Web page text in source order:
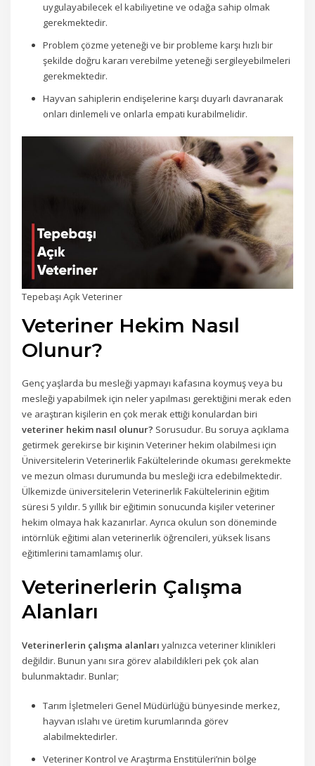
uygulayabilecek el kabiliyetine ve odağa sahip olmak
gerekmektedir.
Problem çözme yeteneği ve bir probleme karşı hızlı bir
şekilde doğru kararı verebilme yeteneği sergileyebilmeleri
gerekmektedir.
Hayvan sahiplerin endişelerine karşı duyarlı davranarak
onları dinlemeli ve onlarla empati kurabilmelidir.
Tepebaşı Açık Veteriner
Veteriner Hekim Nasıl
Olunur?
Genç yaşlarda bu mesleği yapmayı kafasına koymuş veya bu
mesleği yapabilmek için neler yapılması gerektiğini merak eden
ve araştıran kişilerin en çok merak ettiği konulardan biri
veteriner hekim nasıl olunur? Sorusudur. Bu soruya açıklama
getirmek gerekirse bir kişinin Veteriner hekim olabilmesi için
Üniversitelerin Veterinerlik Fakültelerinde okuması gerekmekte
ve mezun olması durumunda bu mesleği icra edebilmektedir.
Ülkemizde üniversitelerin Veterinerlik Fakültelerinin eğitim
süresi 5 yıldır. 5 yıllık bir eğitimin sonucunda kişiler veteriner
hekim olmaya hak kazanırlar. Ayrıca okulun son döneminde
intörnlük eğitimi alan veterinerlik öğrencileri, yüksek lisans
eğitimlerini tamamlamış olur.
Veterinerlerin Çalışma
Alanları
Veterinerlerin çalışma alanları yalnızca veteriner klinikleri
değildir. Bunun yanı sıra görev alabildikleri pek çok alan
bulunmaktadır. Bunlar;
Tarım İşletmeleri Genel Müdürlüğü bünyesinde merkez,
hayvan ıslahı ve üretim kurumlarında görev
alabilmektedirler.
Veteriner Kontrol ve Araştırma Enstitüleri’nin bölge